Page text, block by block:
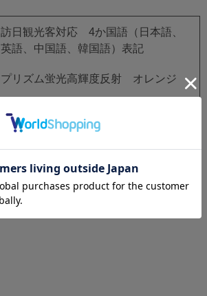
訪日観光客対応 4か国語（日本語、
英語、中国語、韓国語）表記
プリズム蛍光高輝度反射 オレンジ
280mm×1550mm